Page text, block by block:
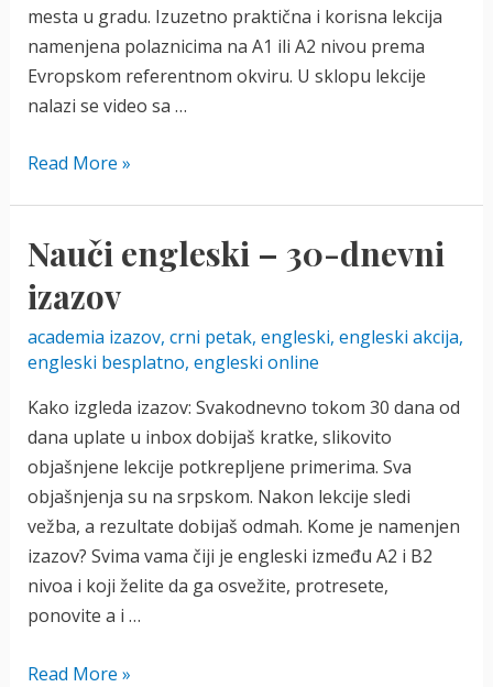
mesta u gradu. Izuzetno praktična i korisna lekcija
namenjena polaznicima na A1 ili A2 nivou prema
Evropskom referentnom okviru. U sklopu lekcije
nalazi se video sa …
Besplatne
for
Directions
(VIDEO)
Read More »
Nauči engleski – 30-dnevni
izazov
academia izazov, crni petak, engleski, engleski akcija,
engleski besplatno, engleski online
Kako izgleda izazov: Svakodnevno tokom 30 dana od
dana uplate u inbox dobijaš kratke, slikovito
objašnjene lekcije potkrepljene primerima. Sva
objašnjenja su na srpskom. Nakon lekcije sledi
vežba, a rezultate dobijaš odmah. Kome je namenjen
izazov? Svima vama čiji je engleski između A2 i B2
nivoa i koji želite da ga osvežite, protresete,
ponovite a i …
Nauči
Read More »